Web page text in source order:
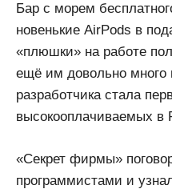
Бар с морем
новенькие AirPods в
«плюшки» на работе
ещё им довольно много
разработчика стала
высокооплачиваемых в
«Секрет фирмы»
программистами и